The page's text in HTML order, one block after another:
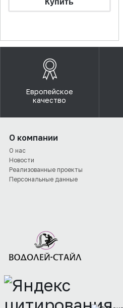
Европейское
качество
О компании
О нас
Новости
Реализованные проекты
Персональные данные